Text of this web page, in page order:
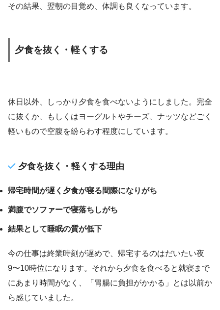
その結果、翌朝の目覚め、体調も良くなっています。
夕食を抜く・軽くする
休日以外、しっかり夕食を食べないようにしました。完全
に抜くか、もしくはヨーグルトやチーズ、ナッツなどごく
軽いもので空腹を紛らわす程度にしています。
夕食を抜く・軽くする理由
帰宅時間が遅く夕食が寝る間際になりがち
満腹でソファーで寝落ちしがち
結果として睡眠の質が低下
今の仕事は終業時刻が遅めで、帰宅するのはだいたい夜
9〜10時位になります。それから夕食を食べると就寝まで
にあまり時間がなく、「胃腸に負担がかかる」とは以前か
ら感じていました。